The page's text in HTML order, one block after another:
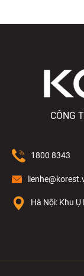
CÔNG
1800 8343
Hà Nội: Khu